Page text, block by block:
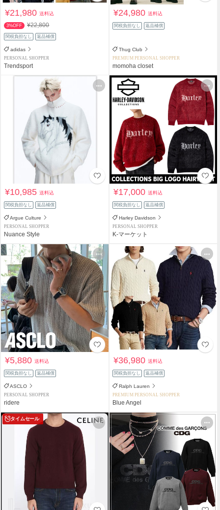
¥21,980送料込
3%OFF ¥22,800
関税負担なし 返品補償
adidas
PERSONAL SHOPPER
Trendsport
¥24,980送料込
関税負担なし 返品補償
Thug Club
PREMIUM PERSONAL SHOPPER
momoha closet
¥10,985送料込
関税負担なし 返品補償
Argue Culture
PERSONAL SHOPPER
Nuance Style
¥17,000送料込
関税負担なし 返品補償
Harley Davidson
PERSONAL SHOPPER
K-マーケット
¥5,880送料込
関税負担なし 返品補償
ASCLO
PERSONAL SHOPPER
ridere
¥36,980送料込
関税負担なし 返品補償
Ralph Lauren
PREMIUM PERSONAL SHOPPER
Blue Angel
タイムセール